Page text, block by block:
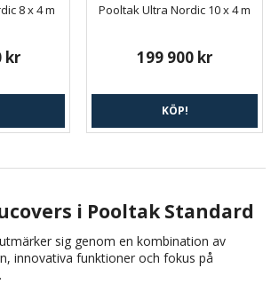
8 x 4 m
kr
Pooltak Ultra Nordic 10 x 4 m
199 900 kr
KÖP!
i Pooltak Standard
sig genom en kombination av
innovativa funktioner och fokus på